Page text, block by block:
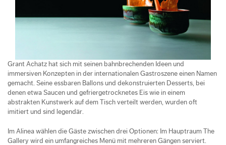
Grant Achatz hat sich mit seinen bahnbrechenden Ideen und
immersiven Konzepten in der internationalen Gastroszene einen Namen
gemacht. Seine essbaren Ballons und dekonstruierten Desserts, bei
denen etwa Saucen und gefriergetrocknetes Eis wie in einem
abstrakten Kunstwerk auf dem Tisch verteilt werden, wurden oft
imitiert und sind legendär.
Im Alinea wählen die Gäste zwischen drei Optionen: Im Hauptraum The
Gallery wird ein umfangreiches Menü mit mehreren Gängen serviert.